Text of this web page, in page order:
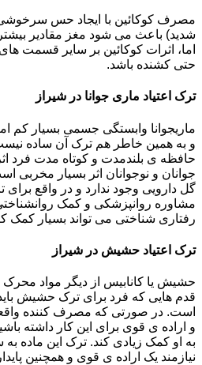
مصرف کوکائین با ایجاد حس
شدید) باعث می شود مغز مقادیر
اما، اثرات کوکائین بر سایر قسمت
حتی کشنده باشد.
ترک اعتیاد ماری جوانا در شیراز
ماریجوانا وابستگی جسمی بسیار کم
و به همین خاطر هم ترک آن ساده
حافظه ی بلندمدت و کوتاه مدت فرد
جوانان و نوجوانان اثر بسیار مخربی
گل دارویی وجود ندارد و در واقع برای
مشاوره روانپزشکی و کمک
رفتاری شناختی می تواند بسیار کمک
ترک اعتیاد حشیش در شیراز
حشیش یا کانابیس از دیگر مواد محرک
قدم هایی که فرد برای ترک حشیش
است. در صورتی که مصرف کننده
و اراده ی قوی برای این کار داشته
به او کمک زیادی کند. ترک این ماده
نیازمند یک اراده ی قوی و همچنین